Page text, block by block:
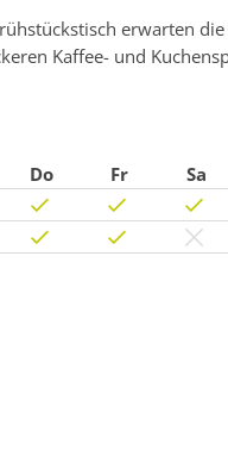
erwarten
Kaffee- und
Do Fr Sa